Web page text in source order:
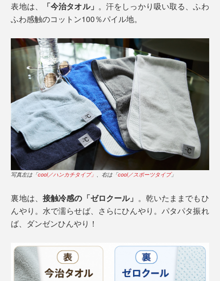
表地は、 「今治タオル」 。汗をしっかり吸い取る、ふわ
ふわ感触のコットン100％パイル地。
写真左は「cool／ハンカチタイプ」 、右は「cool／スポーツタイプ」
裏地は、 接触冷感の「ゼロクール」 。乾いたままでもひ
んやり。水で濡らせば、さらにひんやり。パタパタ振れ
ば、ダンゼンひんやり！